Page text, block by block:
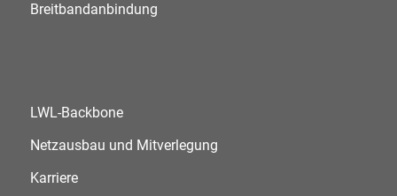
Breitbandanbindung
LWL-Backbone
Netzausbau und Mitverlegung
Karriere